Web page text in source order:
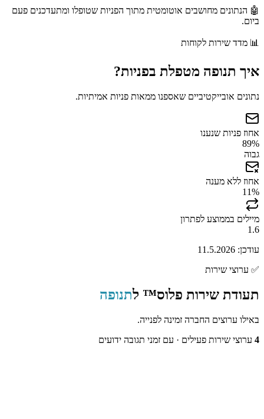
🤖 הנתונים מחושבים אוטומטית מתוך הפניות שטופלו ומתעדכנים פעם
ביום.
📊 מדד שירות לקוחות
איך תנופה מטפלת בפניות?
נתונים אובייקטיביים שאספנו ממאות פניות אמיתיות.
אחוז פניות שנענו
89%
גבוה
אחוז ללא מענה
11%
מיילים בממוצע לפתרון
1.6
עודכן: 11.5.2026
✅ ערוצי שירות
תעודת שירות פלוס™ לתנופה
באילו ערוצים החברה זמינה לפנייה.
4 ערוצי שירות פעילים · עם זמני תגובה ידועים